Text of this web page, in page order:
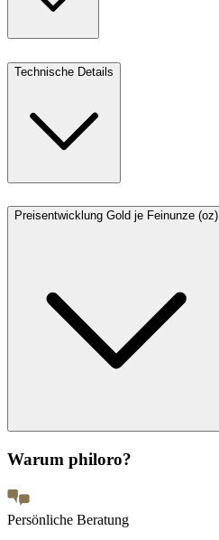
Technische Details
Preisentwicklung Gold je Feinunze (oz)
Warum philoro?
Persönliche Beratung